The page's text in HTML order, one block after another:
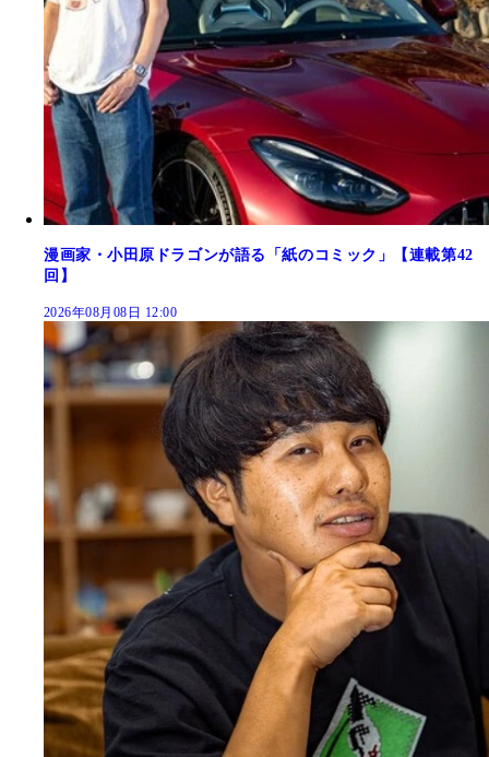
漫画家・小田原ドラゴンが語る「紙のコミック」【連載第42
回】
2026年08月08日 12:00